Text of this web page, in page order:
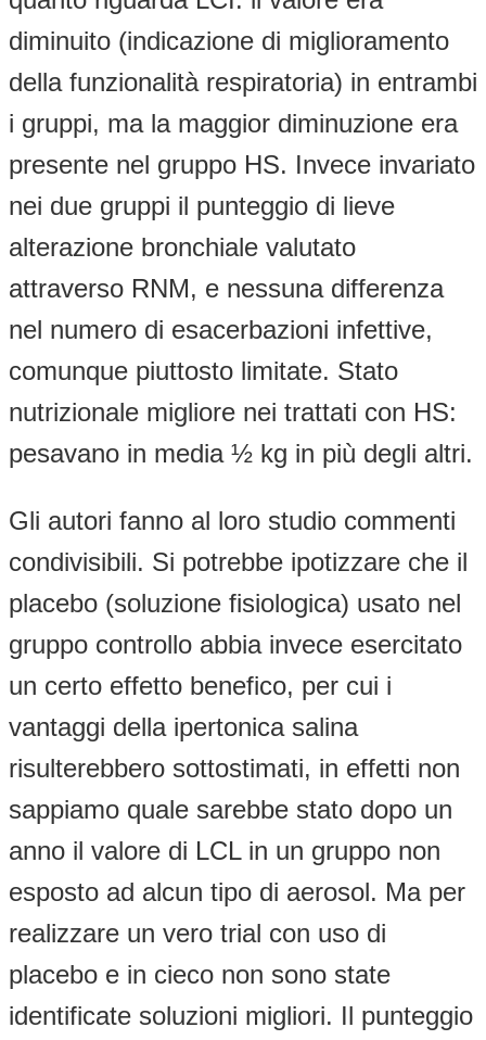
diminuito (indicazione di miglioramento
della funzionalità respiratoria) in entrambi
i gruppi, ma la maggior diminuzione era
presente nel gruppo HS. Invece invariato
nei due gruppi il punteggio di lieve
alterazione bronchiale valutato
attraverso RNM, e nessuna differenza
nel numero di esacerbazioni infettive,
comunque piuttosto limitate. Stato
nutrizionale migliore nei trattati con HS:
pesavano in media ½ kg in più degli altri.
Gli autori fanno al loro studio commenti
condivisibili. Si potrebbe ipotizzare che il
placebo (soluzione fisiologica) usato nel
gruppo controllo abbia invece esercitato
un certo effetto benefico, per cui i
vantaggi della ipertonica salina
risulterebbero sottostimati, in effetti non
sappiamo quale sarebbe stato dopo un
anno il valore di LCL in un gruppo non
esposto ad alcun tipo di aerosol. Ma per
realizzare un vero trial con uso di
placebo e in cieco non sono state
identificate soluzioni migliori. Il punteggio